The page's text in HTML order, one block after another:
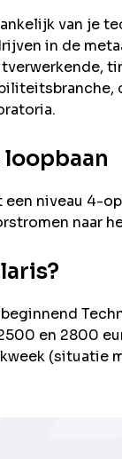
van je
in de
loopbaan
een niveau 4-
naar
en 2800
(situatie